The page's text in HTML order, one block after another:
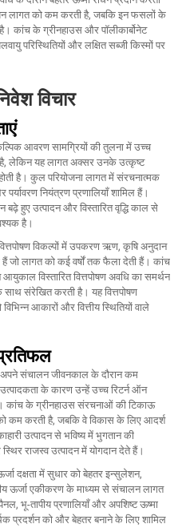
लागत को कम करती है, जबकि इन फसलों के
कांच के ग्रीनहाउस और पॉलीकार्बोनेट
परिस्थितियों और लक्षित सब्जी किस्मों पर
विचार
आवरण सामग्रियों की तुलना में उच्च
है, लेकिन यह लागत अक्सर उनके उत्कृष्ट
है। कुल परियोजना लागत में संरचनात्मक
नियंत्रण प्रणालियाँ शामिल हैं।
हुए उत्पादन और विस्तारित वृद्धि काल से
है।
विकल्पों में उपकरण ऋण, कृषि अनुदान
जो लागत को कई वर्षों तक फैला देती हैं। कांच
विस्तारित वित्तपोषण अवधि का समर्थन
संरेखित करती है। यह वित्तपोषण
आकारों और वित्तीय स्थितियों वाले
संचालन जीवनकाल के दौरान कम
के कारण उन्हें उच्च रिटर्न ऑन
कांच के ग्रीनहाउस संरचनाओं की टिकाऊ
कम करती है, जबकि वे विकास के लिए आदर्श
उत्पादन से भविष्य में भुगतान की
राजस्व उत्पादन में योगदान देते हैं।
दक्षता में सुधार को बेहतर इन्सुलेशन,
ऊर्जा एकीकरण के माध्यम से संचालन लागत
भू-तापीय प्रणालियाँ और अपशिष्ट ऊष्मा
प्रदर्शन को और बेहतर बनाने के लिए शामिल